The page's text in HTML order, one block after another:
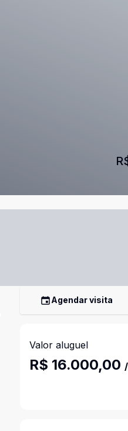
Agendar visita
Valor aluguel
R$ 16.000,00